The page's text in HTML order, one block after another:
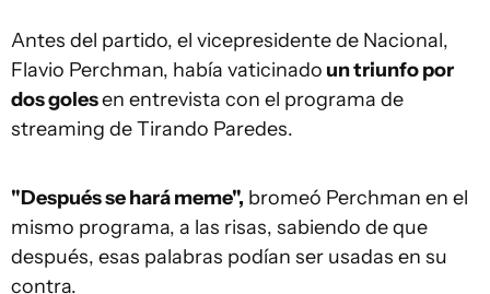
Antes del partido, el vicepresidente de Nacional,
Flavio Perchman, había vaticinado un triunfo por
dos golesen entrevista con el programa de
streaming de Tirando Paredes.
"Después se hará meme", bromeó Perchman en el
mismo programa, a las risas, sabiendo de que
después, esas palabras podían ser usadas en su
contra.